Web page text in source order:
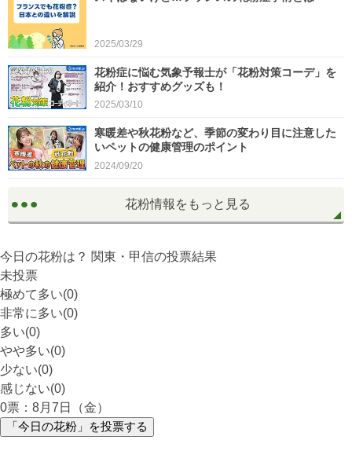
2025/03/29
花粉症に悩む気象予報士が「花粉対策コーデ」を
紹介！おすすめグッズも！
2025/03/10
寒暖差や秋花粉など、季節の変わり目に注意した
いペットの健康管理のポイント
2024/09/20
花粉情報をもっと見る
今日の花粉は？ 関東・甲信の投票結果
未投票
極めて多い(0)
非常に多い(0)
多い(0)
やや多い(0)
少ない(0)
感じない(0)
0票：8月7日（金）
「今日の花粉」を投票する